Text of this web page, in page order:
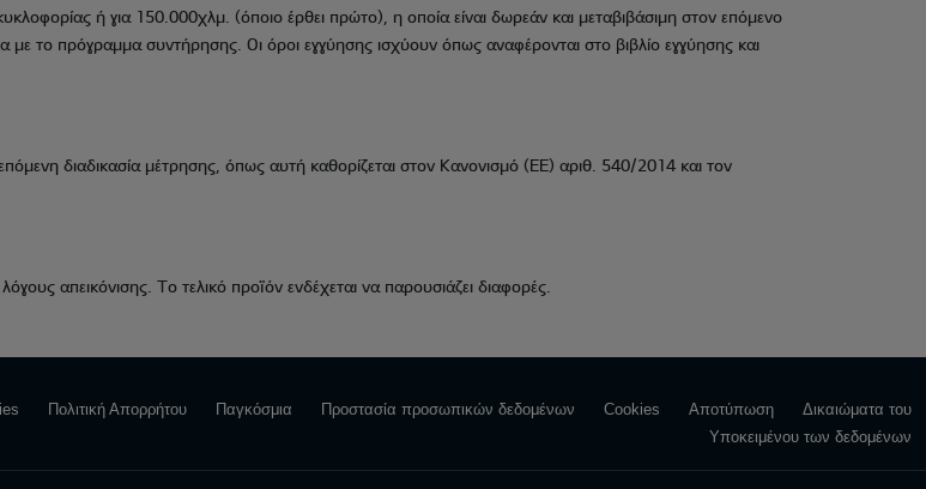
ή για 150.000χλμ. (όποιο έρθει πρώτο), η οποία είναι δωρεάν και μεταβιβάσιμη στον επόμενο
με το πρόγραμμα συντήρησης. Οι όροι εγγύησης ισχύουν όπως αναφέρονται στο βιβλίο εγγύησης και
διαδικασία μέτρησης, όπως αυτή καθορίζεται στον Κανονισμό (ΕΕ) αριθ. 540/2014 και τον
απεικόνισης. Το τελικό προϊόν ενδέχεται να παρουσιάζει διαφορές.
Πολιτική Απορρήτου Παγκόσμια Προστασία προσωπικών δεδομένων Cookies Αποτύπωση
Δικαιώματα του
Υποκειμένου των δεδομένων